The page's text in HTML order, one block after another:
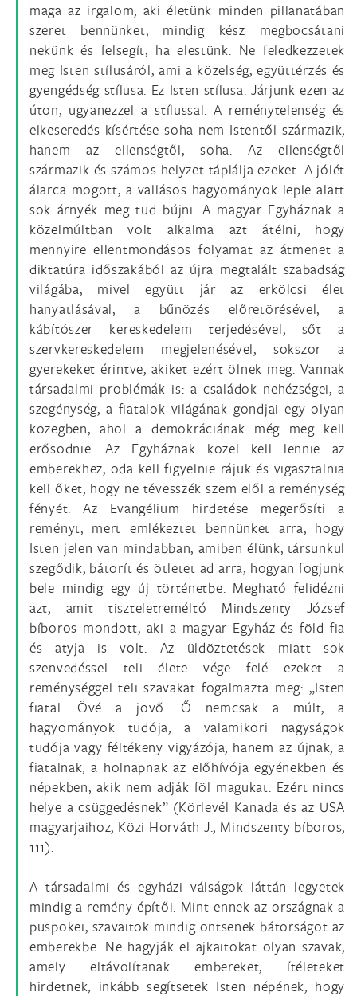
maga az irgalom, aki életünk minden pillanatában
szeret bennünket, mindig kész megbocsátani
nekünk és felsegít, ha elestünk. Ne feledkezzetek
meg Isten stílusáról, ami a közelség, együttérzés és
gyengédség stílusa. Ez Isten stílusa. Járjunk ezen az
úton, ugyanezzel a stílussal. A reménytelenség és
elkeseredés kísértése soha nem Istentől származik,
hanem az ellenségtől, soha. Az ellenségtől
származik és számos helyzet táplálja ezeket. A jólét
álarca mögött, a vallásos hagyományok leple alatt
sok árnyék meg tud bújni. A magyar Egyháznak a
közelmúltban volt alkalma azt átélni, hogy
mennyire ellentmondásos folyamat az átmenet a
diktatúra időszakából az újra megtalált szabadság
világába, mivel együtt jár az erkölcsi élet
hanyatlásával, a bűnözés előretörésével, a
kábítószer kereskedelem terjedésével, sőt a
szervkereskedelem megjelenésével, sokszor a
gyerekeket érintve, akiket ezért ölnek meg. Vannak
társadalmi problémák is: a családok nehézségei, a
szegénység, a fiatalok világának gondjai egy olyan
közegben, ahol a demokráciának még meg kell
erősödnie. Az Egyháznak közel kell lennie az
emberekhez, oda kell figyelnie rájuk és vigasztalnia
kell őket, hogy ne tévesszék szem elől a reménység
fényét. Az Evangélium hirdetése megerősíti a
reményt, mert emlékeztet bennünket arra, hogy
Isten jelen van mindabban, amiben élünk, társunkul
szegődik, bátorít és ötletet ad arra, hogyan fogjunk
bele mindig egy új történetbe. Megható felidézni
azt, amit tiszteletreméltó Mindszenty József
bíboros mondott, aki a magyar Egyház és föld fia
és atyja is volt. Az üldöztetések miatt sok
szenvedéssel teli élete vége felé ezeket a
reménységgel teli szavakat fogalmazta meg: „Isten
fiatal. Övé a jövő. Ő nemcsak a múlt, a
hagyományok tudója, a valamikori nagyságok
tudója vagy féltékeny vigyázója, hanem az újnak, a
fiatalnak, a holnapnak az előhívója egyénekben és
népekben, akik nem adják föl magukat. Ezért nincs
helye a csüggedésnek” (Körlevél Kanada és az USA
magyarjaihoz, Közi Horváth J., Mindszenty bíboros,
111).
A társadalmi és egyházi válságok láttán legyetek
mindig a remény építői. Mint ennek az országnak a
püspökei, szavaitok mindig öntsenek bátorságot az
emberekbe. Ne hagyják el ajkaitokat olyan szavak,
amely eltávolítanak embereket, ítéleteket
hirdetnek, inkább segítsetek Isten népének, hogy